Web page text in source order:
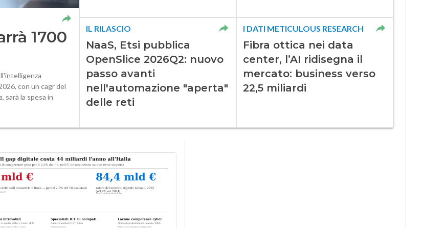
1700
con un cagr del
sarà la spesa in
IL RILASCIO
NaaS, Etsi pubblica
OpenSlice 2026Q2: nuovo
passo avanti
nell'automazione "aperta"
delle reti
I DATI METICULOUS RESEARCH
Fibra ottica nei data
center, l’AI ridisegna il
mercato: business verso
22,5 miliardi